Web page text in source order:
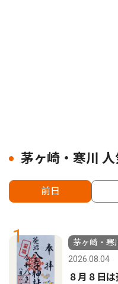
茅ヶ崎・寒川
前日
1
茅ヶ崎・寒川
2026.08.04
８月８日